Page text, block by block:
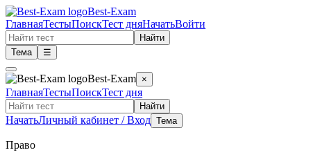
Best-Exam
ГлавнаяТестыПоискТест дняНачатьВойти
Найти
Тема
☰
Best-Exam ×
ГлавнаяТестыПоискТест дня
Найти
НачатьЛичный кабинет / Вход Тема
Право